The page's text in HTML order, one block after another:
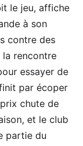
le jeu, affiche
à son
contre des
la rencontre
essayer de
par écoper
chute de
et le club
partie du